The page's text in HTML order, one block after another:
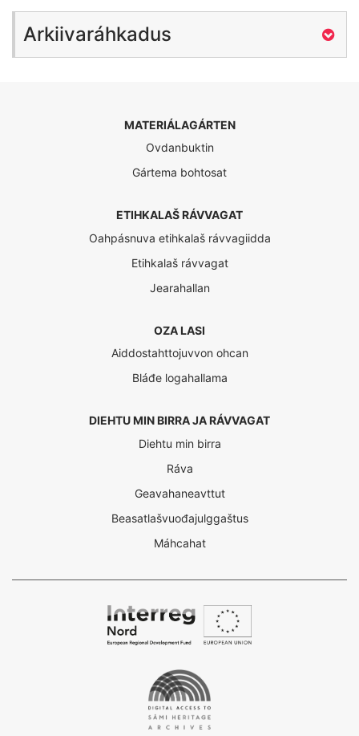
Arkiivaráhkadus
MATERIÁLAGÁRTEN
Ovdanbuktin
Gártema bohtosat
ETIHKALAŠ RÁVVAGAT
Oahpásnuva etihkalaš rávvagiidda
Etihkalaš rávvagat
Jearahallan
OZA LASI
Aiddostahttojuvvon ohcan
Bláđe logahallama
DIEHTU MIN BIRRA JA RÁVVAGAT
Diehtu min birra
Ráva
Geavahaneavttut
Beasatlašvuođajulggaštus
Máhcahat
the
Sámi
Heritage
Archives